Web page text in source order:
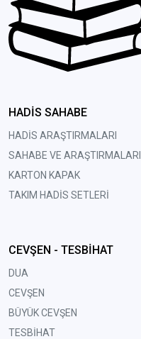
HADİS SAHABE
HADİS ARAŞTIRMALARI
SAHABE VE ARAŞTIRMALARI
KARTON KAPAK
TAKIM HADİS SETLERİ
CEVŞEN - TESBİHAT
DUA
CEVŞEN
BÜYÜK CEVŞEN
TESBİHAT